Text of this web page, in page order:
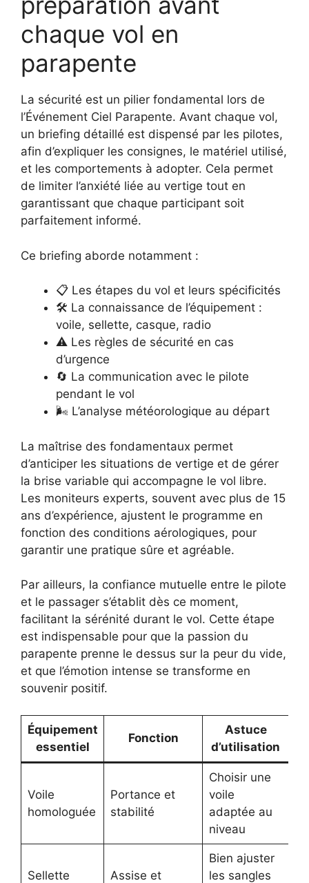
chaque vol en
parapente
La sécurité est un pilier fondamental lors de
l’Événement Ciel Parapente. Avant chaque vol,
un briefing détaillé est dispensé par les pilotes,
afin d’expliquer les consignes, le matériel utilisé,
et les comportements à adopter. Cela permet
de limiter l’anxiété liée au vertige tout en
garantissant que chaque participant soit
parfaitement informé.
Ce briefing aborde notamment :
📋 Les étapes du vol et leurs spécificités
🛠️ La connaissance de l’équipement :
voile, sellette, casque, radio
⚠️ Les règles de sécurité en cas
d’urgence
🔄 La communication avec le pilote
pendant le vol
🌬️ L’analyse météorologique au départ
La maîtrise des fondamentaux permet
d’anticiper les situations de vertige et de gérer
la brise variable qui accompagne le vol libre.
Les moniteurs experts, souvent avec plus de 15
ans d’expérience, ajustent le programme en
fonction des conditions aérologiques, pour
garantir une pratique sûre et agréable.
Par ailleurs, la confiance mutuelle entre le pilote
et le passager s’établit dès ce moment,
facilitant la sérénité durant le vol. Cette étape
est indispensable pour que la passion du
parapente prenne le dessus sur la peur du vide,
et que l’émotion intense se transforme en
souvenir positif.
Équipement
essentiel
Fonction
Astuce
d’utilisation
Voile
homologuée
Portance et
stabilité
Choisir une
voile
adaptée au
niveau
Sellette
Assise et
Bien ajuster
les sangles